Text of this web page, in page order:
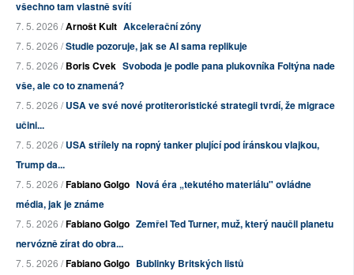
všechno tam vlastně svítí
7. 5. 2026 /Arnošt Kult Akcelerační zóny
7. 5. 2026 /Studie pozoruje, jak se AI sama replikuje
7. 5. 2026 /Boris Cvek Svoboda je podle pana plukovníka Foltýna nade
vše, ale co to znamená?
7. 5. 2026 /USA ve své nové protiteroristické strategii tvrdí, že migrace
učini...
7. 5. 2026 /USA střílely na ropný tanker plující pod íránskou vlajkou,
Trump da...
7. 5. 2026 /Fabiano Golgo Nová éra „tekutého materiálu" ovládne
média, jak je známe
7. 5. 2026 /Fabiano Golgo Zemřel Ted Turner, muž, který naučil planetu
nervózně zírat do obra...
7. 5. 2026 /Fabiano Golgo Bublinky Britských listů